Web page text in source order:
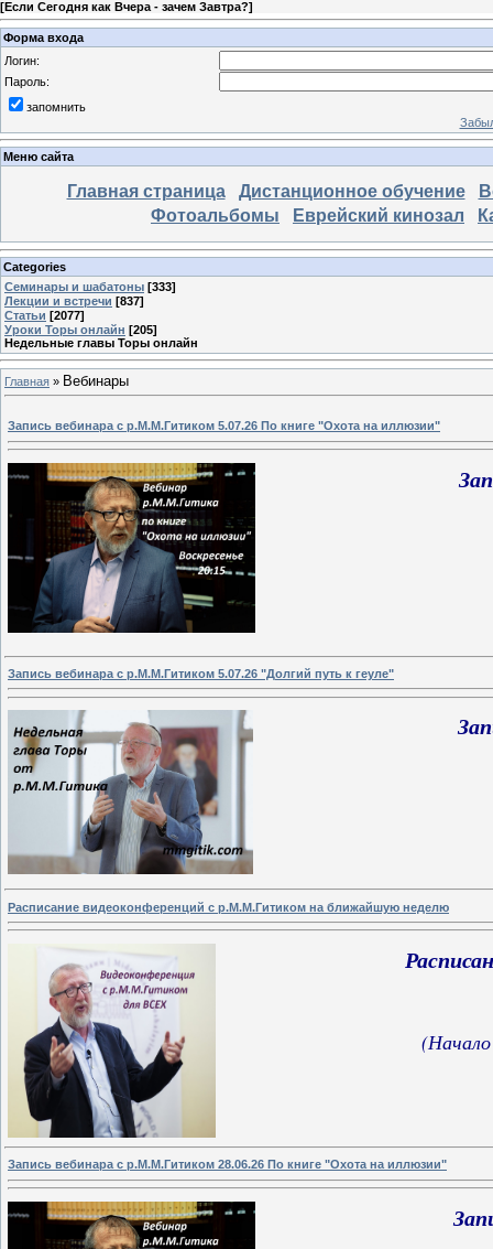
[Если Сегодня как Вчера - зачем Завтра?]
Форма входа
Логин:
Пароль:
запомнить
Меню сайта
Главная страница Дистанционное обучение
Фотоальбомы
Еврейский кинозал
Categories
Семинары и шабатоны [333]
Лекции и встречи [837]
Статьи [2077]
Уроки Торы онлайн [205]
Недельные главы Торы онлайн
Главная » Вебинары
Запись вебинара с р.М.М.Гитиком 5.07.26 По книге "Охота на иллюзии"
Запись вебинара с р.М.М.Гитиком 5.07.26 "Долгий путь к геуле"
Расписание видеоконференций с р.М.М.Гитиком на ближайшую неделю
(Начало
Запись вебинара с р.М.М.Гитиком 28.06.26 По книге "Охота на иллюзии"